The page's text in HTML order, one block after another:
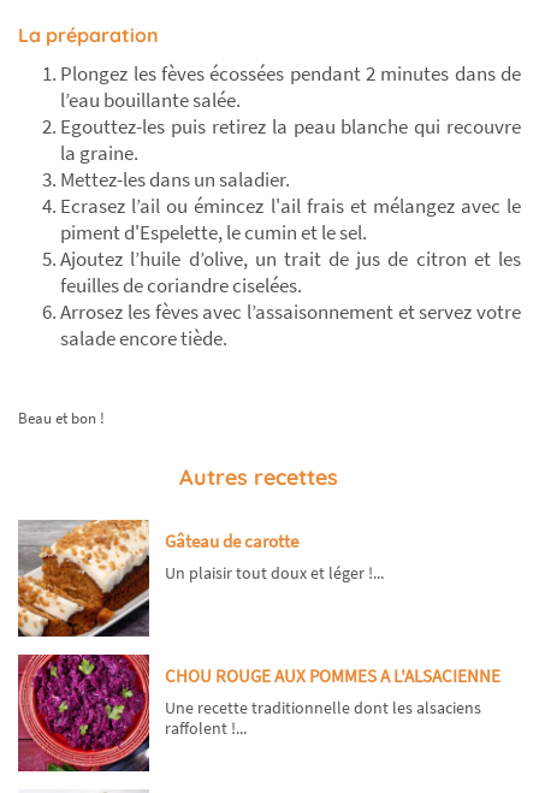
La préparation
Plongez les fèves écossées pendant 2 minutes dans de
l’eau bouillante salée.
Egouttez-les puis retirez la peau blanche qui recouvre
la graine.
Mettez-les dans un saladier.
Ecrasez l’ail ou émincez l'ail frais et mélangez avec le
piment d'Espelette, le cumin et le sel.
Ajoutez l’huile d’olive, un trait de jus de citron et les
feuilles de coriandre ciselées.
Arrosez les fèves avec l’assaisonnement et servez votre
salade encore tiède.
Beau et bon !
Autres recettes
Gâteau de carotte
Un plaisir tout doux et léger !...
CHOU ROUGE AUX POMMES A L'ALSACIENNE
Une recette traditionnelle dont les alsaciens
raffolent !...